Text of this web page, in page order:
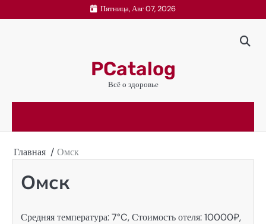
к
Пятница, Авг 07, 2026
PCatalog
Всё о здоровье
Главная Омск
Омск
Средняя температура: 7°C, Стоимость отеля: 10000₽,